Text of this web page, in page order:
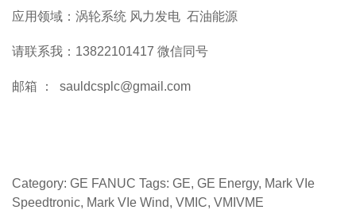
应用领域：涡轮系统 风力发电 石油能源
请联系我：13822101417 微信同号
邮箱 ： sauldcsplc@gmail.com
Category: GE FANUC Tags: GE, GE Energy, Mark VIe
Speedtronic, Mark VIe Wind, VMIC, VMIVME